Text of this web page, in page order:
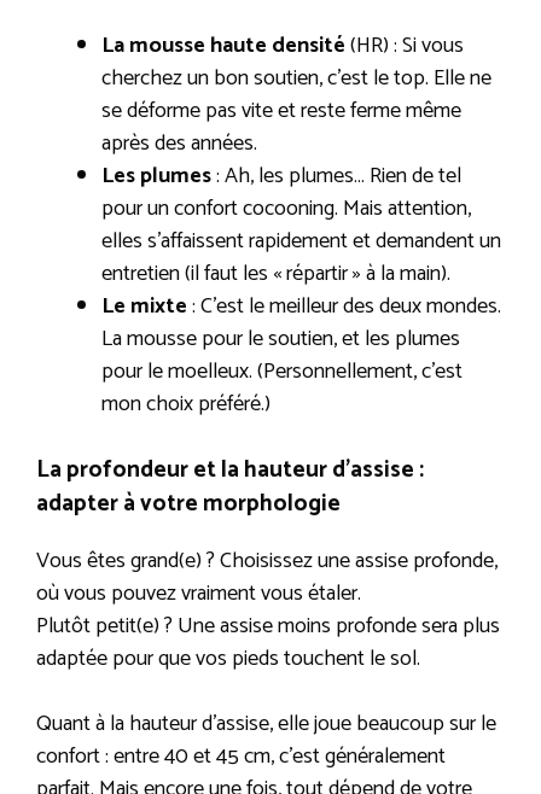
La mousse haute densité(HR) : Si vous
cherchez un bon soutien, c’est le top. Elle ne
se déforme pas vite et reste ferme même
après des années.
Les plumes: Ah, les plumes… Rien de tel
pour un confort cocooning. Mais attention,
elles s’affaissent rapidement et demandent un
entretien (il faut les « répartir » à la main).
Le mixte: C’est le meilleur des deux mondes.
La mousse pour le soutien, et les plumes
pour le moelleux. (Personnellement, c’est
mon choix préféré.)
La profondeur et la hauteur d’assise :
adapter à votre morphologie
Vous êtes grand(e) ? Choisissez une assise profonde,
où vous pouvez vraiment vous étaler.
Plutôt petit(e) ? Une assise moins profonde sera plus
adaptée pour que vos pieds touchent le sol.
Quant à la hauteur d’assise, elle joue beaucoup sur le
confort : entre 40 et 45 cm, c’est généralement